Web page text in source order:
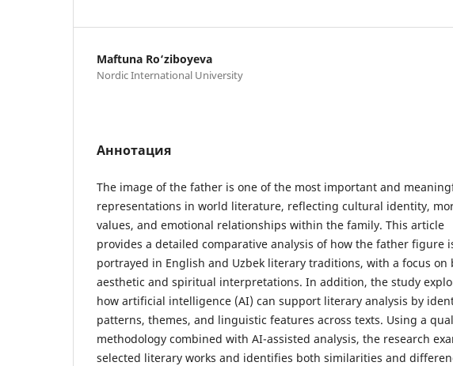
Maftuna Ro‘ziboyeva
Nordic International University
Аннотация
The image of the father is one of the most important and
representations in world literature, reflecting cultural identity,
values, and emotional relationships within the family. This article
provides a detailed comparative analysis of how the father figure
portrayed in English and Uzbek literary traditions, with a focus on
aesthetic and spiritual interpretations. In addition, the study
how artificial intelligence (AI) can support literary analysis by
patterns, themes, and linguistic features across texts. Using a
methodology combined with AI-assisted analysis, the research
selected literary works and identifies both similarities and